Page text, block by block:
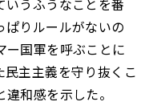
いうふうなことを番
りルールがないの
ー国軍を呼ぶことに
主主義を守り抜くこ
和感を示した。